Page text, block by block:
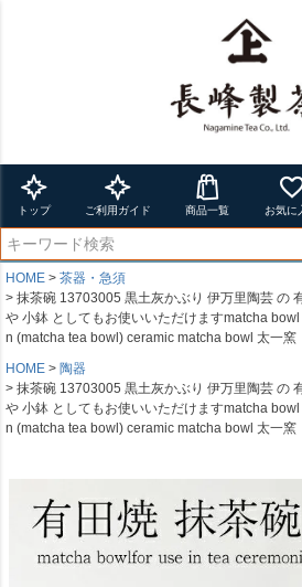
トップ ご利用ガイド 商品一覧 お気に
HOME
茶器・急須
抹茶碗 13703005 黒土灰かぶり 伊万里陶芸 の
や 小鉢 としてもお使いいただけますmatcha
n (matcha tea bowl) ceramic matcha bowl 太一窯
HOME
陶器
抹茶碗 13703005 黒土灰かぶり 伊万里陶芸 の
や 小鉢 としてもお使いいただけますmatcha
n (matcha tea bowl) ceramic matcha bowl 太一窯